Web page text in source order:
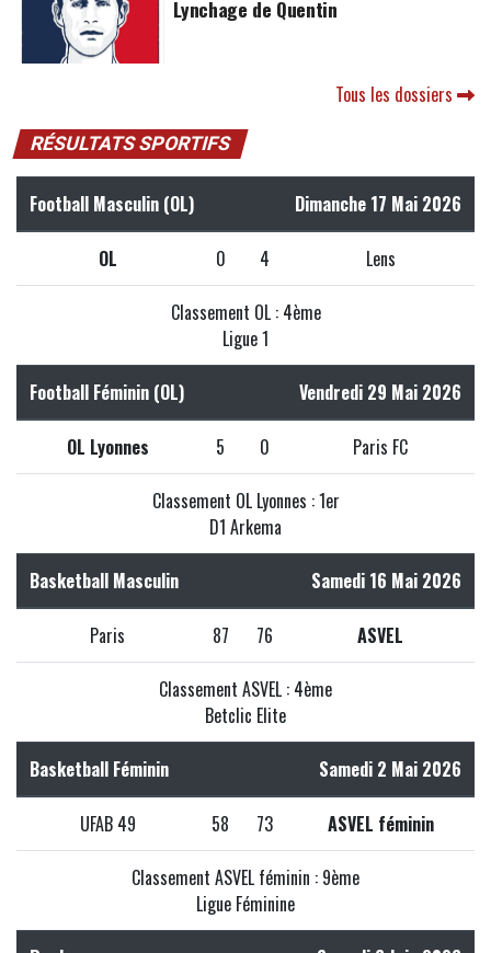
Lynchage de Quentin
Tous les dossiers
RÉSULTATS SPORTIFS
Football Masculin (OL) Dimanche 17 Mai 2026
OL 0 4 Lens
Classement OL : 4ème
Ligue 1
Football Féminin (OL) Vendredi 29 Mai 2026
OL Lyonnes 5 0 Paris FC
Classement OL Lyonnes : 1er
D1 Arkema
Basketball Masculin Samedi 16 Mai 2026
Paris 87 76 ASVEL
Classement ASVEL : 4ème
Betclic Elite
Basketball Féminin Samedi 2 Mai 2026
UFAB 49 58 73 ASVEL féminin
Classement ASVEL féminin : 9ème
Ligue Féminine